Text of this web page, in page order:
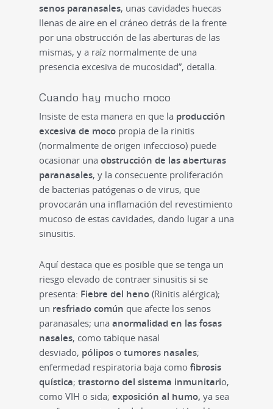
senos paranasales, unas cavidades huecas
llenas de aire en el cráneo detrás de la frente
por una obstrucción de las aberturas de las
mismas, y a raíz normalmente de una
presencia excesiva de mucosidad”, detalla.
Cuando hay mucho moco
Insiste de esta manera en que la producción
excesiva de moco propia de la rinitis
(normalmente de origen infeccioso) puede
ocasionar una obstrucción de las aberturas
paranasales, y la consecuente proliferación
de bacterias patógenas o de virus, que
provocarán una inflamación del revestimiento
mucoso de estas cavidades, dando lugar a una
sinusitis.
Aquí destaca que es posible que se tenga un
riesgo elevado de contraer sinusitis si se
presenta: Fiebre del heno (Rinitis alérgica);
un resfriado común que afecte los senos
paranasales; una anormalidad en las fosas
nasales, como tabique nasal
desviado, pólipos o tumores nasales;
enfermedad respiratoria baja como fibrosis
quística; trastorno del sistema inmunitario,
como VIH o sida; exposición al humo, ya sea